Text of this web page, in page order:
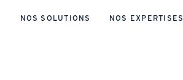
NOS SOLUTIONS NOS EXPERTISES